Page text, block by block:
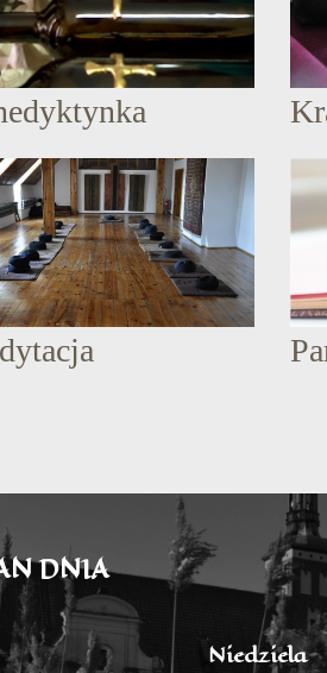
DNIA
Niedziela